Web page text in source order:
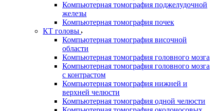
Компьютерная томография поджелудочной
железы
Компьютерная томография почек
КТ головы
Компьютерная томография височной
области
Компьютерная томография головного мозга
Компьютерная томография головного мозга
с контрастом
Компьютерная томография нижней и
верхней челюсти
Компьютерная томография одной челюсти